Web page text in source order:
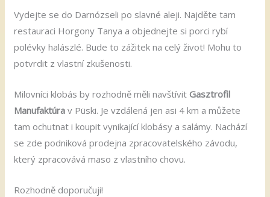
Vydejte se do Darnózseli po slavné aleji. Najděte tam
restauraci Horgony Tanya a objednejte si porci rybí
polévky halászlé. Bude to zážitek na celý život! Mohu to
potvrdit z vlastní zkušenosti.
Milovníci klobás by rozhodně měli navštívit Gasztrofil
Manufaktúra v Püski. Je vzdálená jen asi 4 km a můžete
tam ochutnat i koupit vynikající klobásy a salámy. Nachází
se zde podniková prodejna zpracovatelského závodu,
který zpracovává maso z vlastního chovu.
Rozhodně doporučuji!